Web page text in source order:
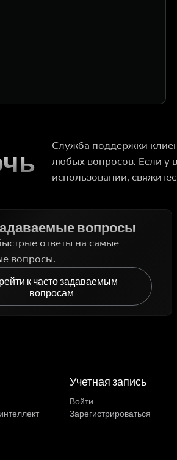
Служба поддержки
любых вопросов. Если у
использовании,
вопросы
ответы на самые
вопросы.
к часто задаваемым
вопросам
Учетная запись
Войти
Зарегистрироваться